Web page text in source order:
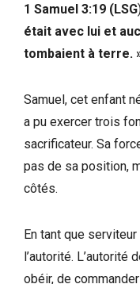
1 Samuel 3:19 (LSG
était avec lui et
tombaient à terre.
Samuel, cet enfant
a pu exercer trois
sacrificateur. Sa
pas de sa position,
côtés.
En tant que
l’autorité. L’autorité
obéir, de